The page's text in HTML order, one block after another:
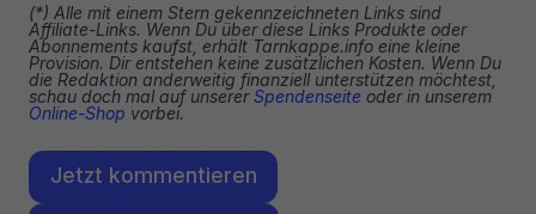
(*) Alle mit einem Stern gekennzeichneten Links sind
Affiliate-Links. Wenn Du über diese Links Produkte oder
Abonnements kaufst, erhält Tarnkappe.info eine kleine
Provision. Dir entstehen keine zusätzlichen Kosten. Wenn Du
die Redaktion anderweitig finanziell unterstützen möchtest,
schau doch mal auf unsererSpendenseite oder in unserem
Online-Shop vorbei.
Jetzt kommentieren